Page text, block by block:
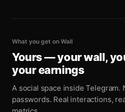
What you get on Wall
Yours — your wall,
your earnings
A social space inside Telegram.
passwords. Real interactions,